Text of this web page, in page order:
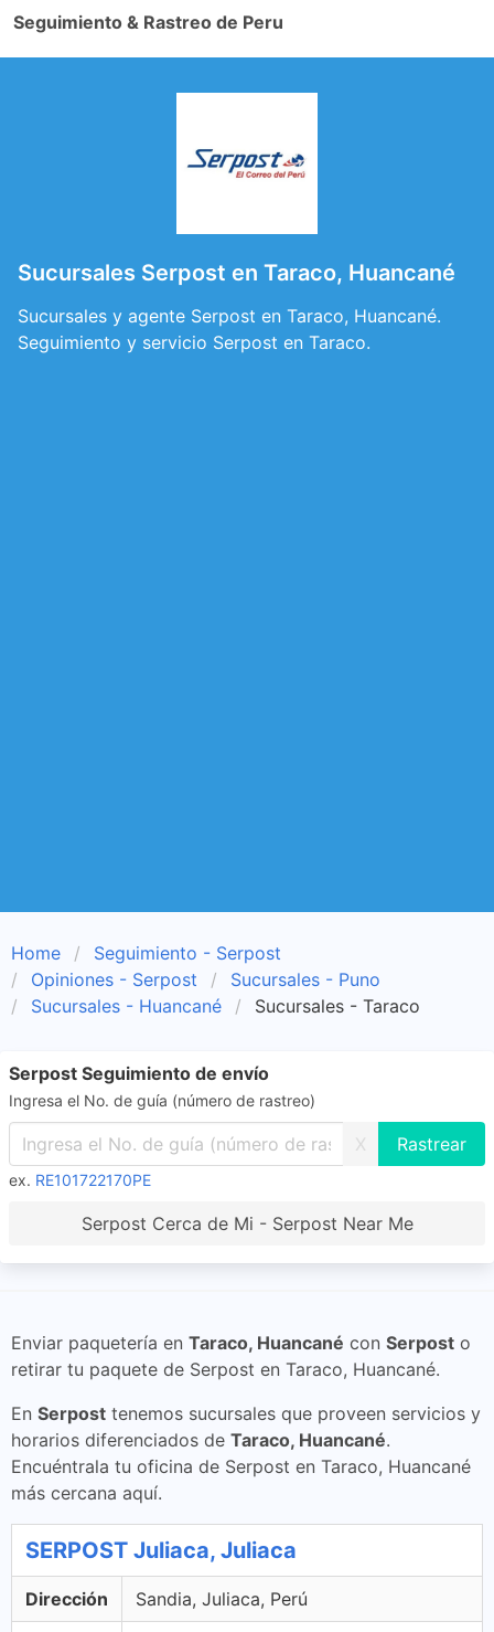
Seguimiento & Rastreo de Peru
Sucursales Serpost en Taraco, Huancané
Sucursales y agente Serpost en Taraco, Huancané.
Seguimiento y servicio Serpost en Taraco.
Home
Seguimiento - Serpost
Opiniones - Serpost
Sucursales - Puno
Sucursales - Huancané
Sucursales - Taraco
Serpost Seguimiento de envío
Ingresa el No. de guía (número de rastreo)
X
ex. RE101722170PE
Serpost Cerca de Mi - Serpost Near Me
Enviar paquetería en Taraco, Huancané con Serpost o
retirar tu paquete de Serpost en Taraco, Huancané.
En Serpost tenemos sucursales que proveen servicios y
horarios diferenciados de Taraco, Huancané.
Encuéntrala tu oficina de Serpost en Taraco, Huancané
más cercana aquí.
SERPOST Juliaca, Juliaca
Dirección Sandia, Juliaca, Perú